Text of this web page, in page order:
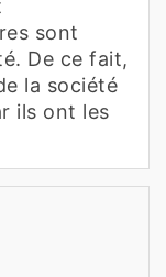
sont
De ce fait,
la société
ils ont les